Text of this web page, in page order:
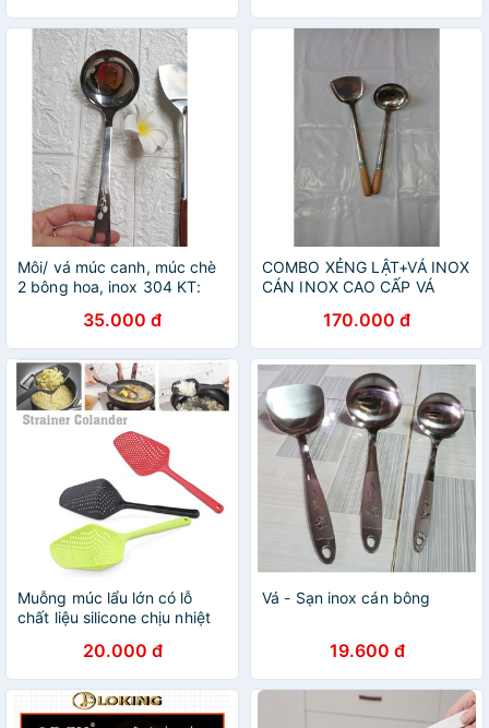
Môi/ vá múc canh, múc chè
2 bông hoa, inox 304 KT:
35.000 đ
COMBO XẺNG LẬT+VÁ INOX
CÁN INOX CAO CẤP VÁ
170.000 đ
Muỗng múc lẩu lớn có lỗ
chất liệu silicone chịu nhiệt
lẩu lớn nhiều lỗ MUCLAU01
20.000 đ
Vá - Sạn inox cán bông
19.600 đ